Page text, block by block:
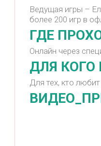
Ведущая игры –
более 200 игр в
ГДЕ
Онлайн через
ДЛЯ
Для тех, кто